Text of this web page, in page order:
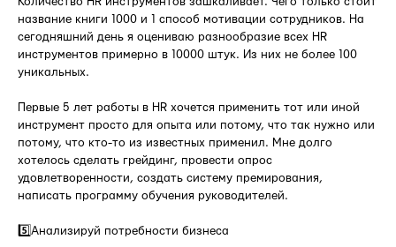
название книги 1000 и 1 способ мотивации сотрудников. На
сегодняшний день я оцениваю разнообразие всех HR
инструментов примерно в 10000 штук. Из них не более 100
уникальных.
Первые 5 лет работы в HR хочется применить тот или иной
инструмент просто для опыта или потому, что так нужно или
потому, что кто-то из известных применил. Мне долго
хотелось сделать грейдинг, провести опрос
удовлетворенности, создать систему премирования,
написать программу обучения руководителей.
5️⃣Анализируй потребности бизнеса